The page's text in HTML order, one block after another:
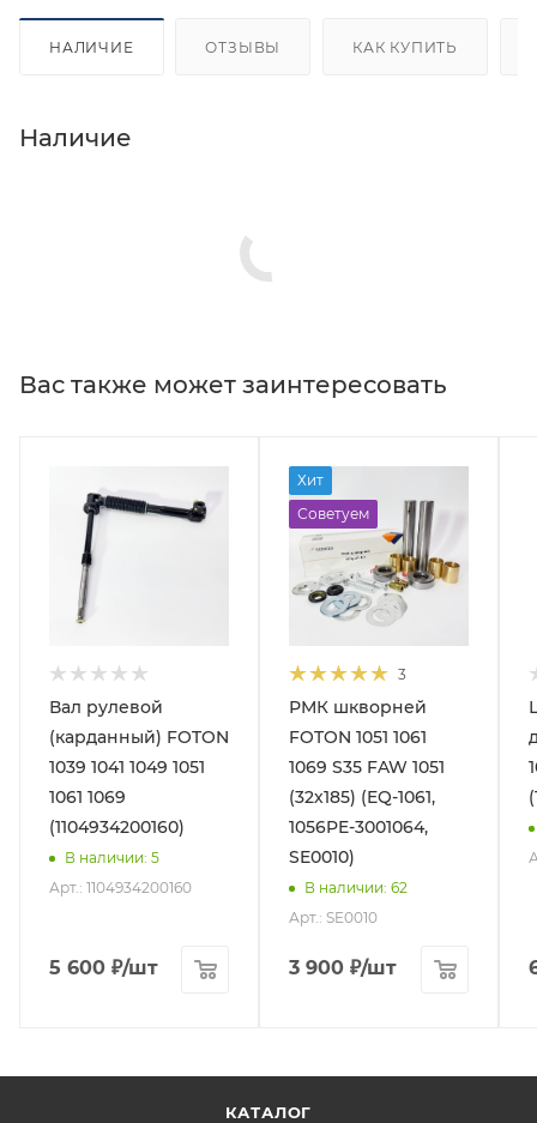
НАЛИЧИЕ ОТЗЫВЫ КАК КУПИТЬ
Наличие
Вас также может заинтересовать
Вал рулевой
(карданный) FOTON
1039 1041 1049 1051
1061 1069
(1104934200160)
В наличии: 5
Арт.: 1104934200160
5 600 ₽/шт
Хит
Советуем
3
РМК шкворней
FOTON 1051 1061
1069 S35 FAW 1051
(32х185) (EQ-1061,
1056PE-3001064,
SE0010)
В наличии: 62
Арт.: SE0010
3 900 ₽/шт
КАТАЛОГ